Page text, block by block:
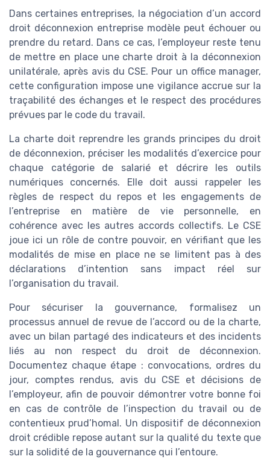
Dans certaines entreprises, la négociation d’un accord
droit déconnexion entreprise modèle peut échouer ou
prendre du retard. Dans ce cas, l’employeur reste tenu
de mettre en place une charte droit à la déconnexion
unilatérale, après avis du CSE. Pour un office manager,
cette configuration impose une vigilance accrue sur la
traçabilité des échanges et le respect des procédures
prévues par le code du travail.
La charte doit reprendre les grands principes du droit
de déconnexion, préciser les modalités d’exercice pour
chaque catégorie de salarié et décrire les outils
numériques concernés. Elle doit aussi rappeler les
règles de respect du repos et les engagements de
l’entreprise en matière de vie personnelle, en
cohérence avec les autres accords collectifs. Le CSE
joue ici un rôle de contre pouvoir, en vérifiant que les
modalités de mise en place ne se limitent pas à des
déclarations d’intention sans impact réel sur
l’organisation du travail.
Pour sécuriser la gouvernance, formalisez un
processus annuel de revue de l’accord ou de la charte,
avec un bilan partagé des indicateurs et des incidents
liés au non respect du droit de déconnexion.
Documentez chaque étape : convocations, ordres du
jour, comptes rendus, avis du CSE et décisions de
l’employeur, afin de pouvoir démontrer votre bonne foi
en cas de contrôle de l’inspection du travail ou de
contentieux prud’homal. Un dispositif de déconnexion
droit crédible repose autant sur la qualité du texte que
sur la solidité de la gouvernance qui l’entoure.